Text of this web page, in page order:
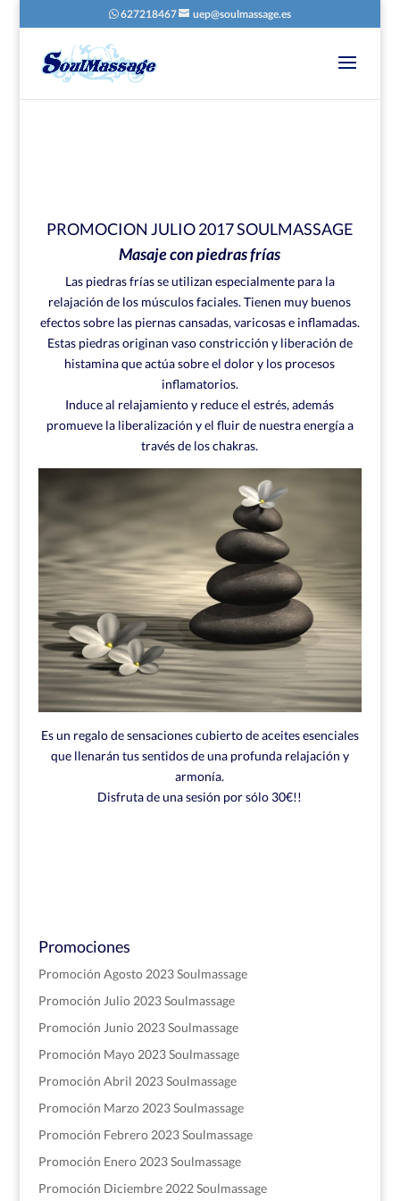
627218467 uep@soulmassage.es
PROMOCION JULIO 2017 SOULMASSAGE
Masaje con piedras frías
Las piedras frías se utilizan especialmente para la
relajación de los músculos faciales. Tienen muy buenos
efectos sobre las piernas cansadas, varicosas e inflamadas.
Estas piedras originan vaso constricción y liberación de
histamina que actúa sobre el dolor y los procesos
inflamatorios.
Induce al relajamiento y reduce el estrés, además
promueve la liberalización y el fluir de nuestra energía a
través de los chakras.
Es un regalo de sensaciones cubierto de aceites esenciales
que llenarán tus sentidos de una profunda relajación y
armonía.
Disfruta de una sesión por sólo 30€!!
Promociones
Promoción Agosto 2023 Soulmassage
Promoción Julio 2023 Soulmassage
Promoción Junio 2023 Soulmassage
Promoción Mayo 2023 Soulmassage
Promoción Abril 2023 Soulmassage
Promoción Marzo 2023 Soulmassage
Promoción Febrero 2023 Soulmassage
Promoción Enero 2023 Soulmassage
Promoción Diciembre 2022 Soulmassage